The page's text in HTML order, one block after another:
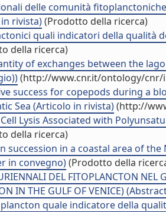
delle comunità
rivista)(Prodotto della ricerca)
quali indicatori della qualità
della ricerca)
of exchanges between the
(http://www.cnr.it/ontology/
success for copepods during a
Sea (Articolo in rivista)(http://
Lysis Associated with
della ricerca)
succession in a coastal area of
in convegno)(Prodotto della
DEL FITOPLANCTON NEL
IN THE GULF OF VENICE)
quale indicatore della